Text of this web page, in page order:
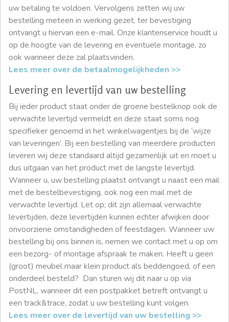
uw betaling te voldoen. Vervolgens zetten wij uw
bestelling meteen in werking gezet, ter bevestiging
ontvangt u hiervan een e-mail. Onze klantenservice houdt u
op de hoogte van de levering en eventuele montage, zo
ook wanneer deze zal plaatsvinden.
Lees meer over de betaalmogelijkheden >>
Levering en levertijd van uw bestelling
Bij ieder product staat onder de groene bestelknop ook de
verwachte levertijd vermeldt en deze staat soms nog
specifieker genoemd in het winkelwagentjes bij de ‘wijze
van leveringen’. Bij een bestelling van meerdere producten
leveren wij deze standaard altijd gezamenlijk uit en moet u
dus uitgaan van het product met de langste levertijd.
Wanneer u, uw bestelling plaatst ontvangt u naast een mail
met de bestelbevestiging, ook nog een mail met de
verwachte levertijd. Let op; dit zijn allemaal verwachte
levertijden, deze levertijden kunnen echter afwijken door
onvoorziene omstandigheden of feestdagen. Wanneer uw
bestelling bij ons binnen is, nemen we contact met u op om
een bezorg- of montage afspraak te maken. Heeft u geen
(groot) meubel maar klein product als beddengoed, of een
onderdeel besteld? Dan sturen wij dit naar u op via
PostNL, wanneer dit een postpakket betreft ontvangt u
een track&trace, zodat u uw bestelling kunt volgen.
Lees meer over de levertijd van uw bestelling >>